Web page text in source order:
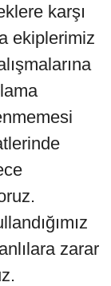
karşı
ekiplerimiz
zarar